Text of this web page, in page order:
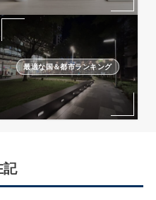
最適な国＆都市ランキング
記